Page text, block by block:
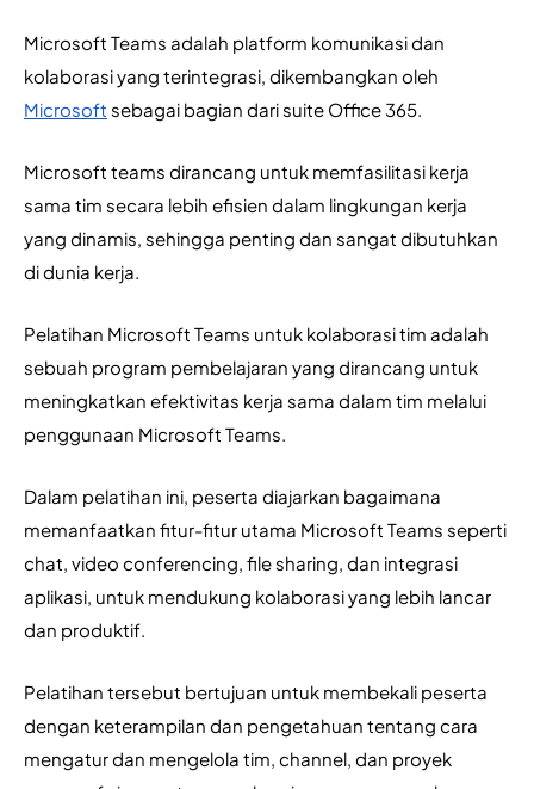
Microsoft Teams adalah platform komunikasi dan
Microsoft sebagai bagian dari suite Office 365.
Microsoft teams dirancang untuk memfasilitasi kerja
sama tim secara lebih efisien dalam lingkungan kerja
yang dinamis, sehingga penting dan sangat dibutuhkan
di dunia kerja.
Pelatihan Microsoft Teams untuk kolaborasi tim adalah
sebuah program pembelajaran yang dirancang untuk
meningkatkan efektivitas kerja sama dalam tim melalui
penggunaan Microsoft Teams.
Dalam pelatihan ini, peserta diajarkan bagaimana
memanfaatkan fitur-fitur utama Microsoft Teams seperti
chat, video conferencing, file sharing, dan integrasi
aplikasi, untuk mendukung kolaborasi yang lebih lancar
dan produktif.
Pelatihan tersebut bertujuan untuk membekali peserta
dengan keterampilan dan pengetahuan tentang cara
mengatur dan mengelola tim, channel, dan proyek